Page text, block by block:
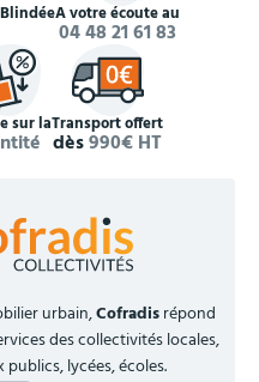
À votre écoute au
04 48 21 61 83
sur laTransport offert
dès990€ HT
urbain,Cofradisrépond
des collectivités locales,
lycées, écoles.